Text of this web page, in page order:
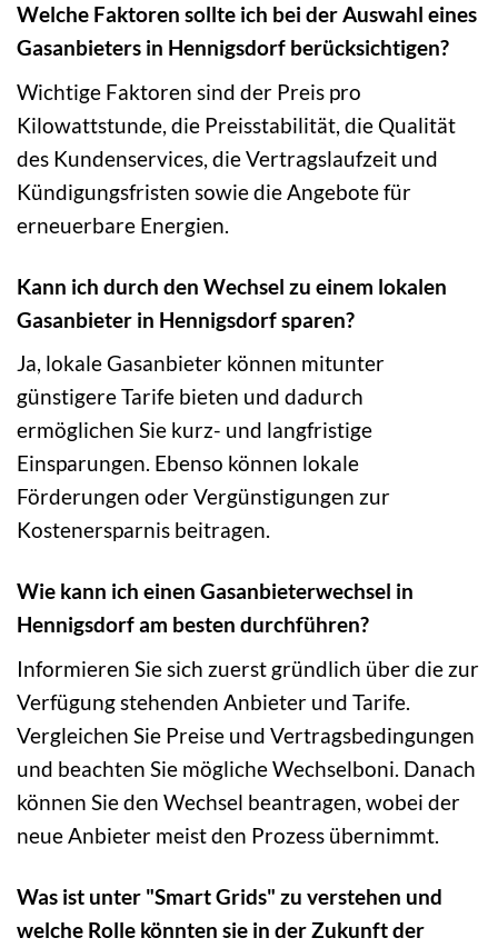
Welche Faktoren sollte ich bei der Auswahl eines
Gasanbieters in Hennigsdorf berücksichtigen?
Wichtige Faktoren sind der Preis pro
Kilowattstunde, die Preisstabilität, die Qualität
des Kundenservices, die Vertragslaufzeit und
Kündigungsfristen sowie die Angebote für
erneuerbare Energien.
Kann ich durch den Wechsel zu einem lokalen
Gasanbieter in Hennigsdorf sparen?
Ja, lokale Gasanbieter können mitunter
günstigere Tarife bieten und dadurch
ermöglichen Sie kurz- und langfristige
Einsparungen. Ebenso können lokale
Förderungen oder Vergünstigungen zur
Kostenersparnis beitragen.
Wie kann ich einen Gasanbieterwechsel in
Hennigsdorf am besten durchführen?
Informieren Sie sich zuerst gründlich über die zur
Verfügung stehenden Anbieter und Tarife.
Vergleichen Sie Preise und Vertragsbedingungen
und beachten Sie mögliche Wechselboni. Danach
können Sie den Wechsel beantragen, wobei der
neue Anbieter meist den Prozess übernimmt.
Was ist unter "Smart Grids" zu verstehen und
welche Rolle könnten sie in der Zukunft der